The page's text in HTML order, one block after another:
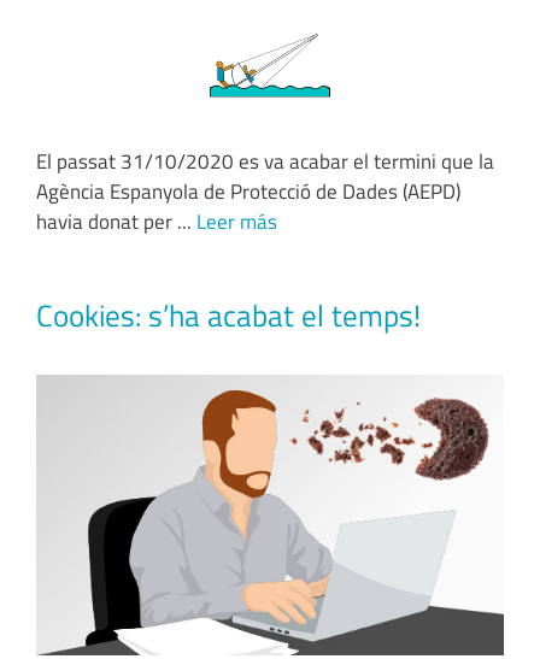
El passat 31/10/2020 es va acabar el termini que la
Agència Espanyola de Protecció de Dades (AEPD)
havia donat per ... Leer más
Cookies: s’ha acabat el temps!